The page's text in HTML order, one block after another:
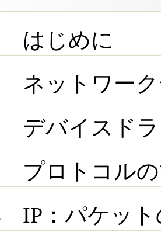
はじめに
ネットワー
デバイスド
プロトコル
IP：パケット